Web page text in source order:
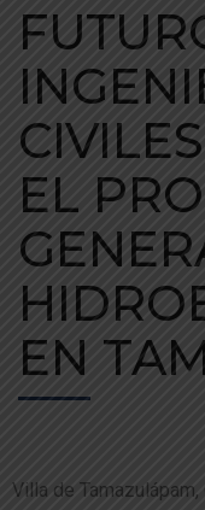
EL
EN
Villa de Tamazulápam,